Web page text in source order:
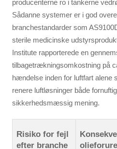
producenterne ro i tankerne
Sådanne systemer er i god
branchestandarder som
sterile medicinske
Institute rapporterede en
tilbagetrækningsomkostning på
hændelse inden for luftfart alene
renere luftløsninger både
sikkerhedsmæssig mening.
Risiko for fejl
efter branche